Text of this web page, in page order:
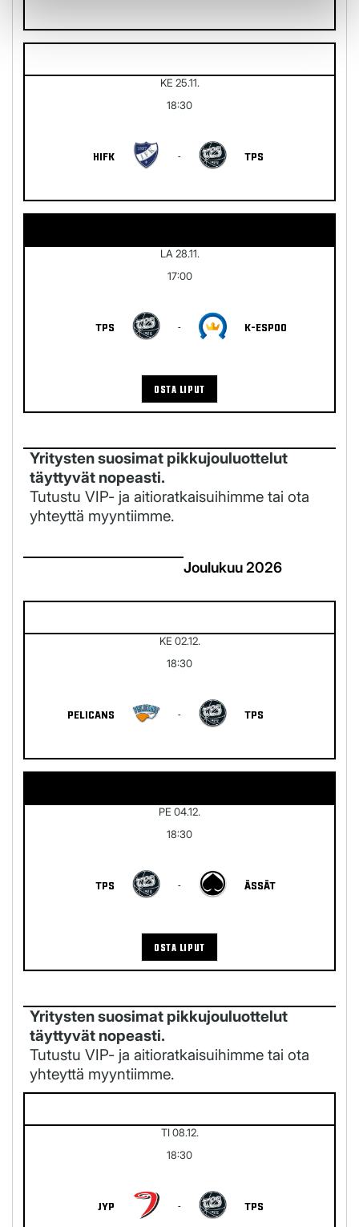
KE 25.11.
18:30
HIFK - TPS
LA 28.11.
17:00
TPS - K-ESPOO
OSTA LIPUT
Yritysten suosimat pikkujouluottelut
täyttyvät nopeasti.
Tutustu VIP- ja aitioratkaisuihimme tai ota
yhteyttä myyntiimme.
Joulukuu 2026
KE 02.12.
18:30
PELICANS - TPS
PE 04.12.
18:30
TPS - ÄSSÄT
OSTA LIPUT
Yritysten suosimat pikkujouluottelut
täyttyvät nopeasti.
Tutustu VIP- ja aitioratkaisuihimme tai ota
yhteyttä myyntiimme.
TI 08.12.
18:30
JYP - TPS